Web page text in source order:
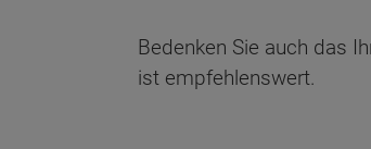
Bedenken Sie auch das
ist empfehlenswert.